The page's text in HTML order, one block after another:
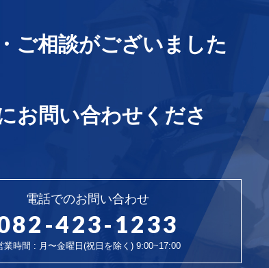
ご相談がございました
お問い合わせくださ
電話でのお問い合わせ
423-1233
業時間 : 月〜金曜日(祝日を除く) 9:00~17:00